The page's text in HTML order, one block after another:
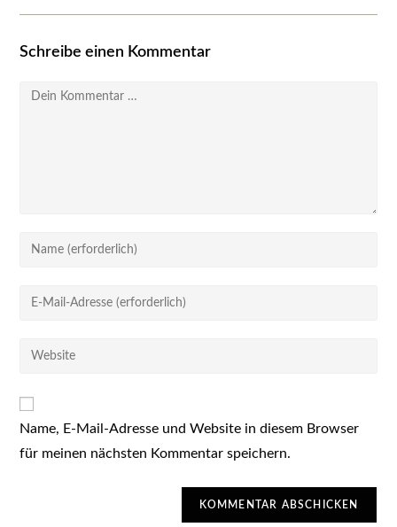
Schreibe einen Kommentar
Kommentar
Gib
oder
zum
ein
Gib
Mail-
Kommentieren
ein
Gib
URL
ein
(optional)
Name, E-Mail-Adresse und Website in diesem Browser
für meinen nächsten Kommentar speichern.